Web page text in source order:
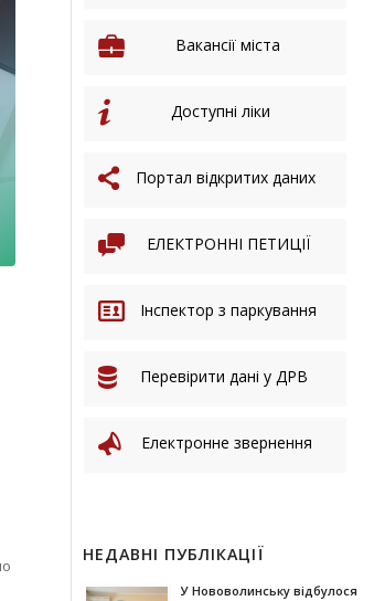
Вакансії міста
Доступні ліки
Портал відкритих даних
ЕЛЕКТРОННІ ПЕТИЦІЇ
Інспектор з паркування
Перевірити дані у ДРВ
Електронне звернення
НЕДАВНІ ПУБЛІКАЦІЇ
У Нововолинську відбулося